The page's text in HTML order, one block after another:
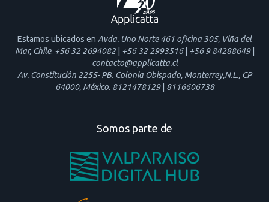
Estamos ubicados en Avda. Uno Norte 461 oficina 305, Viña del
Mar, Chile. +56 32 2694082| +56 32 2993516| +56 9 84288649|
contacto@applicatta.cl
Av. Constitución 2255- PB. Colonia Obispado, Monterrey,N.L., CP
64000, México. 8121478129| 8116606738
Somos parte de